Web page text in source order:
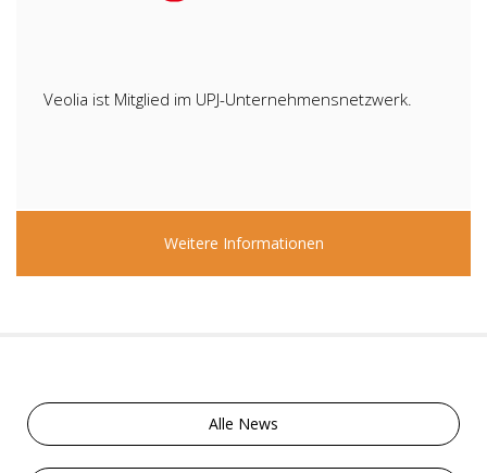
Veolia ist Mitglied im UPJ-Unternehmensnetzwerk.
Weitere Informationen
Alle News